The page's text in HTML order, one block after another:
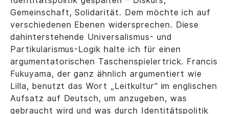
Gemeinschaft, Solidarität. Dem möchte ich auf
verschiedenen Ebenen widersprechen. Diese
dahinterstehende Universalismus- und
Partikularismus-Logik halte ich für einen
argumentatorischen Taschenspielertrick. Francis
Fukuyama, der ganz ähnlich argumentiert wie
Lilla, benutzt das Wort „Leitkultur“ im englischen
Aufsatz auf Deutsch, um anzugeben, was
gebraucht wird und was durch Identitätspolitik